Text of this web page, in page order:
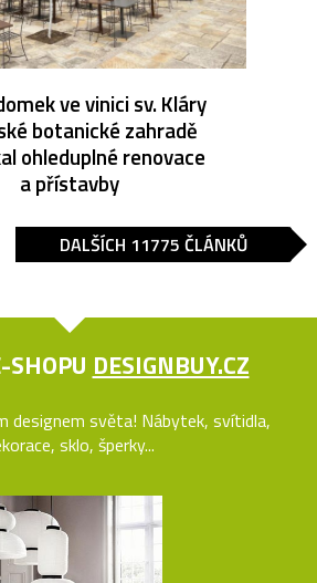
ve vinici sv. Kláry
botanické zahradě
ohleduplné renovace
a přístavby
DALŠÍCH 11775 ČLÁNKŮ
SHOPU DESIGNBUY.CZ
designem světa! Nábytek, svítidla,
sklo, šperky...